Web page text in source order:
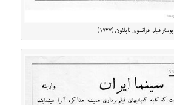
پوستر فیلم فرانسوی ناپلئون (۱۹۲۷)